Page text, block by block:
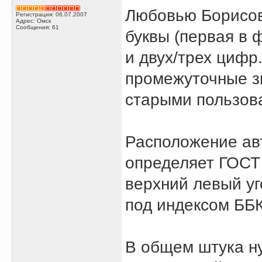
Регистрация: 06.07.2007
Адрес: Омск
Сообщения: 61
Любовью
буквы (первая в
и двух/трех
промежуточные
старыми
Расположение
определяет
верхний левый
под индексом
В общем штука